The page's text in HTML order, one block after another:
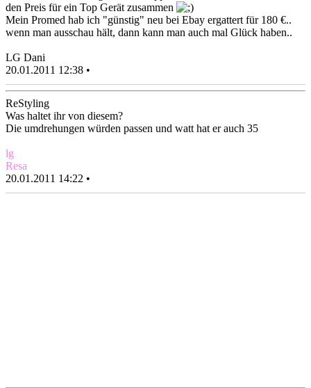
den Preis für ein Top Gerät zusammen
Mein Promed hab ich "günstig" neu bei Ebay ergattert für 180 €..
wenn man ausschau hält, dann kann man auch mal Glück haben..
LG Dani
20.01.2011 12:38 •
ReStyling
Was haltet ihr von diesem?
Die umdrehungen würden passen und watt hat er auch 35
lg
Resa
20.01.2011 14:22 •